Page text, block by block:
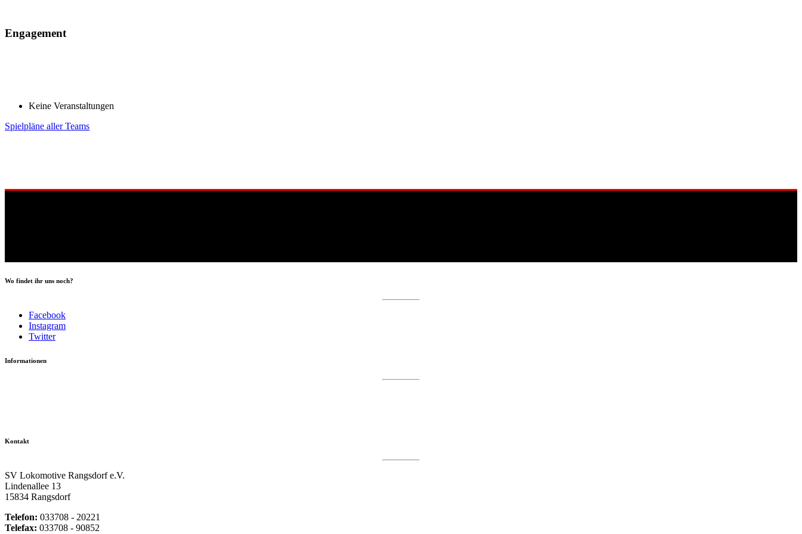
Engagement
Keine Veranstaltungen
Spielpläne aller Teams
Wo findet ihr uns noch?
Facebook
Instagram
Twitter
Informationen
Kontakt
SV Lokomotive Rangsdorf e.V.
Lindenallee 13
15834 Rangsdorf
Telefon: 033708 - 20221
Telefax: 033708 - 90852